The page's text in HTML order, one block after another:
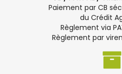
Paiement par CB
du Crédit
Règlement via
Règlement par